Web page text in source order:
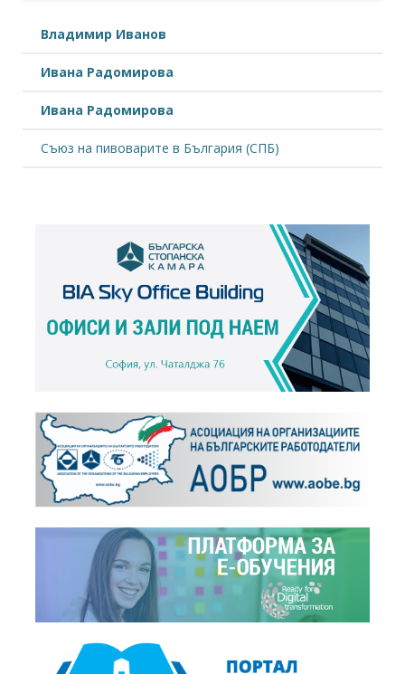
Владимир Иванов
Ивана Радомирова
Ивана Радомирова
Съюз на пивоварите в България (СПБ)